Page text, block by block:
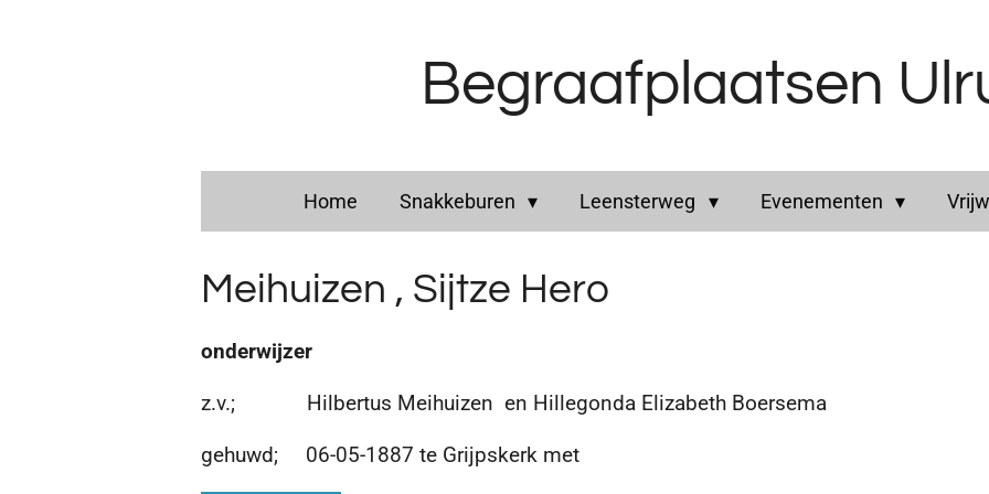
Begraafplaatsen
Home Snakkeburen Leensterweg Evenementen
Meihuizen , Sijtze Hero
onderwijzer
z.v.; Hilbertus Meihuizen en Hillegonda Elizabeth Boersema
gehuwd; 06-05-1887 te Grijpskerk met